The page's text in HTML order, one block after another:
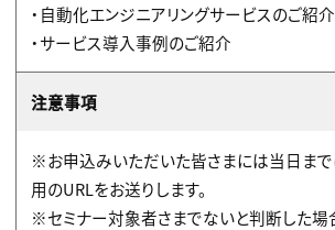
・自動化エンジニアリングサービスのご紹介
・サービス導入事例のご紹介
注意事項
※お申込みいただいた皆さまには当日ま
用のURLをお送りします。
※セミナー対象者さまでないと判断した場